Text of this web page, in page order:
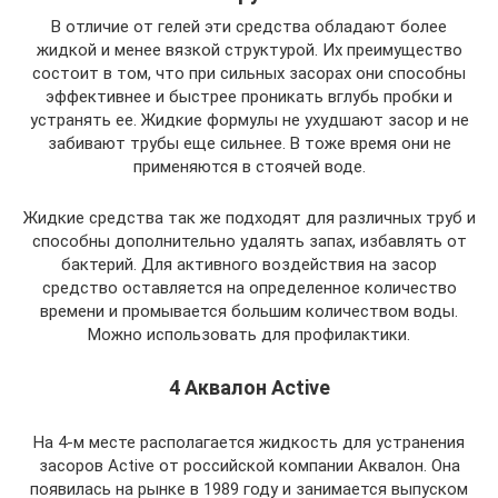
В отличие от гелей эти средства обладают более
жидкой и менее вязкой структурой. Их преимущество
состоит в том, что при сильных засорах они способны
эффективнее и быстрее проникать вглубь пробки и
устранять ее. Жидкие формулы не ухудшают засор и не
забивают трубы еще сильнее. В тоже время они не
применяются в стоячей воде.
Жидкие средства так же подходят для различных труб и
способны дополнительно удалять запах, избавлять от
бактерий. Для активного воздействия на засор
средство оставляется на определенное количество
времени и промывается большим количеством воды.
Можно использовать для профилактики.
4 Аквалон Active
На 4-м месте располагается жидкость для устранения
засоров Active от российской компании Аквалон. Она
появилась на рынке в 1989 году и занимается выпуском